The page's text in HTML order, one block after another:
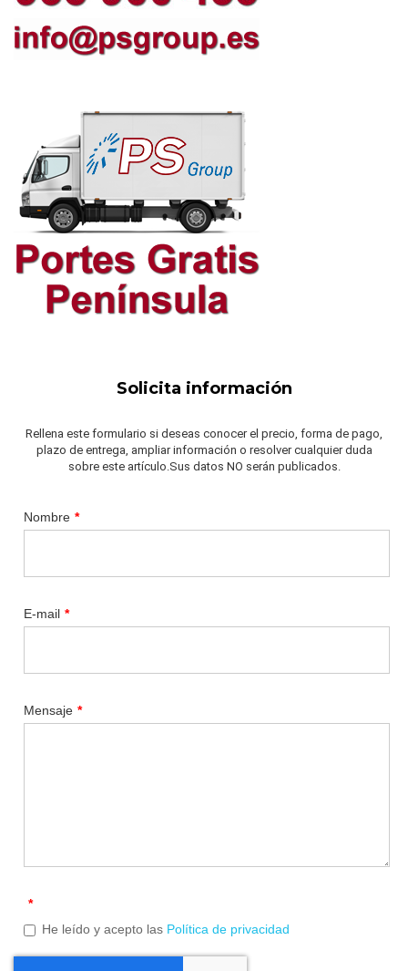
Solicita información
Rellena este formulario si deseas conocer el precio, forma de pago,
plazo de entrega, ampliar información o resolver cualquier duda
sobre este artículo.Sus datos NO serán publicados.
Nombre *
E-mail *
Mensaje *
*
He leído y acepto las Política de privacidad